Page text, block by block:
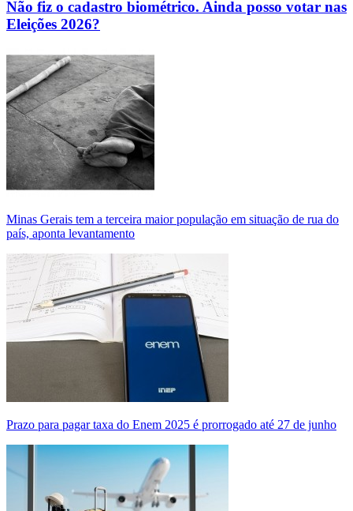
Não fiz o cadastro biométrico. Ainda posso votar nas
Eleições 2026?
Minas Gerais tem a terceira maior população em situação de rua do
país, aponta levantamento
Prazo para pagar taxa do Enem 2025 é prorrogado até 27 de junho